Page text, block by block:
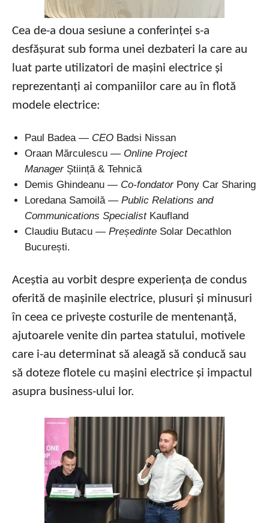
Cea de-a doua sesiune a conferinței s-a
desfășurat sub forma unei dezbateri la care au
luat parte utilizatori de mașini electrice și
reprezentanți ai companiilor care au în flotă
modele electrice:
Paul Badea — CEO Badsi Nissan
Oraan Mărculescu — Online Project
Manager Știință & Tehnică
Demis Ghindeanu — Co-fondatorPony Car Sharing
Loredana Samoilă — Public Relations and
Communications Specialist Kaufland
Claudiu Butacu — Președinte Solar Decathlon
București.
Aceștia au vorbit despre experiența de condus
oferită de mașinile electrice, plusuri și minusuri
în ceea ce privește costurile de mentenanță,
ajutoarele venite din partea statului, motivele
care i-au determinat să aleagă să conducă sau
să doteze flotele cu mașini electrice și impactul
asupra business-ului lor.